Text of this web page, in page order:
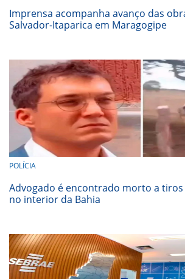
Imprensa acompanha avanço das
Salvador-Itaparica em Maragogipe
POLÍCIA
Advogado é encontrado morto a
no interior da Bahia